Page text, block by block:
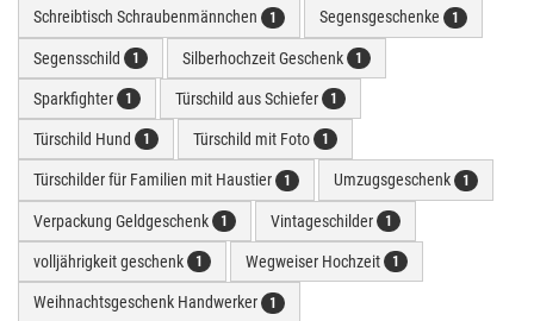
Schreibtisch Schraubenmännchen 1 Segensgeschenke 1
Segensschild 1 Silberhochzeit Geschenk 1
Sparkfighter 1 Türschild aus Schiefer 1
Türschild Hund 1 Türschild mit Foto 1
Türschilder für Familien mit Haustier 1 Umzugsgeschenk 1
Verpackung Geldgeschenk 1 Vintageschilder 1
volljährigkeit geschenk 1 Wegweiser Hochzeit 1
Weihnachtsgeschenk Handwerker 1